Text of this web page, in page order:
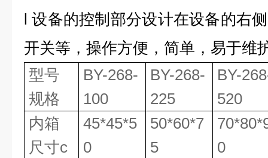
l设备的控制部分设计在设备的右
开关等，操作方便，简单，易于维
型号
规格
BY-268-
100
BY-268-
225
BY-
520
内箱
尺寸c
45*45*5
0
50*60*7
5
0